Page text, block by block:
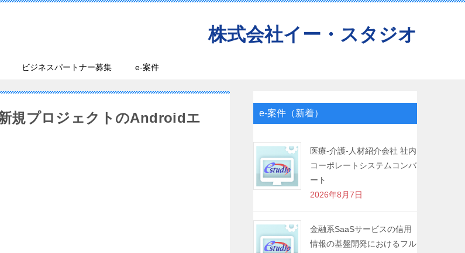
株式会社イー・スタジオ
ビジネスパートナー募集 e-案件
規プロジェクトのAndroidエ
e-案件（新着）
医療-介護-人材紹介会社 社内
コーポレートシステムコンバ
ート
2026年8月7日
金融系SaaSサービスの信用
情報の基盤開発におけるフル